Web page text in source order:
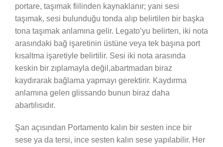
portare, taşımak fiilinden kaynaklanır; yani sesi
taşımak, sesi bulunduğu tonda alıp belirtilen bir başka
tona taşımak anlamına gelir. Legato’yu belirten, iki nota
arasındaki bağ işaretinin üstüne veya tek başına port
kısaltma işaretiyle belirtilir. Sesi iki nota arasında
keskin bir zıplamayla değil,abartmadan biraz
kaydırarak bağlama yapmayı gerektirir. Kaydırma
anlamına gelen glissando bunun biraz daha
abartılısıdır.
Şan açısından Portamento kalın bir sesten ince bir
sese ya da tersi, ince sesten kalın sese yapılabilir. Her